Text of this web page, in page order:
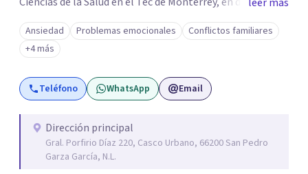
imparto clases y soy supervisora para alumnos de
licenciatura de los últimos años de su carrera. Soy mama
de dos hijos de 10 y 13 años, y disfruto mucho el tiempo
en la naturaleza, yoga, ejercicio físico y bodywork, así
como caminatas en el bosque.
Ansiedad Problemas emocionales
Conflictos familiares
+4 más
Teléfono WhatsApp Email
Dirección principal
Gral. Porfirio Díaz 220, Casco Urbano, 66200 San Pedro
Garza García, N.L.